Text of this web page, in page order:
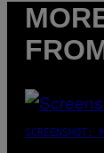
SCREENSHOT: